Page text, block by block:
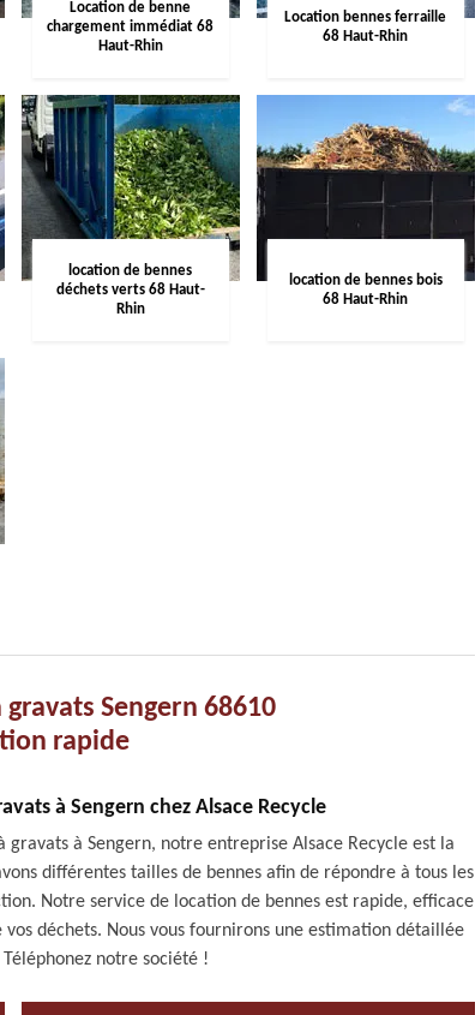
Location de benne
chargement immédiat 68
Haut-Rhin
Location bennes ferraille
68 Haut-Rhin
location de bennes
déchets verts 68 Haut-
Rhin
location de bennes bois
68 Haut-Rhin
Sengern 68610
rapide
à Sengern chez Alsace Recycle
à Sengern, notre entreprise Alsace Recycle est la
différentes tailles de bennes afin de répondre à tous les
Notre service de location de bennes est rapide, efficace
déchets. Nous vous fournirons une estimation détaillée
notre société !